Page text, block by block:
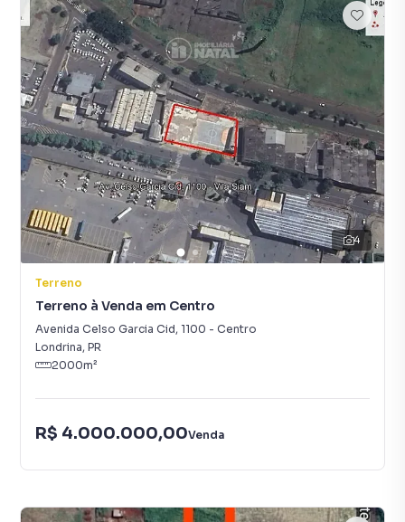
4
Terreno
Terreno à Venda em Centro
Avenida Celso Garcia Cid, 1100 - Centro
Londrina, PR
2000m²
R$ 4.000.000,00Venda